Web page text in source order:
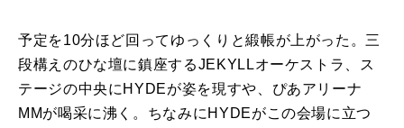
予定を10分ほど回ってゆっくりと緞帳が上がった。三
段構えのひな壇に鎮座するJEKYLLオーケストラ、ス
テージの中央にHYDEが姿を現すや、ぴあアリーナ
MMが喝采に沸く。ちなみにHYDEがこの会場に立つ